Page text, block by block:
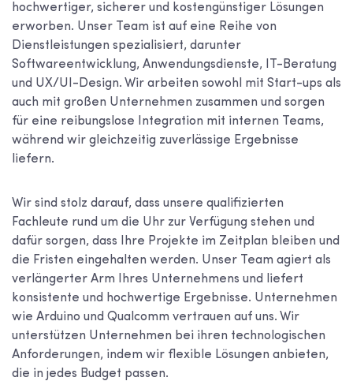
hochwertiger, sicherer und kostengünstiger Lösungen
erworben. Unser Team ist auf eine Reihe von
Dienstleistungen spezialisiert, darunter
Softwareentwicklung, Anwendungsdienste, IT-Beratung
und UX/UI-Design. Wir arbeiten sowohl mit Start-ups als
auch mit großen Unternehmen zusammen und sorgen
für eine reibungslose Integration mit internen Teams,
während wir gleichzeitig zuverlässige Ergebnisse
liefern.
Wir sind stolz darauf, dass unsere qualifizierten
Fachleute rund um die Uhr zur Verfügung stehen und
dafür sorgen, dass Ihre Projekte im Zeitplan bleiben und
die Fristen eingehalten werden. Unser Team agiert als
verlängerter Arm Ihres Unternehmens und liefert
konsistente und hochwertige Ergebnisse. Unternehmen
wie Arduino und Qualcomm vertrauen auf uns. Wir
unterstützen Unternehmen bei ihren technologischen
Anforderungen, indem wir flexible Lösungen anbieten,
die in jedes Budget passen.